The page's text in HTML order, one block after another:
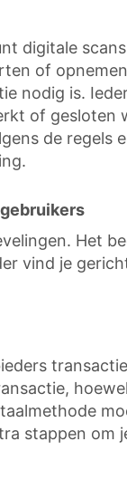
digitale
of
nodig is.
of
de regels
Het
vind je
stappen om